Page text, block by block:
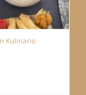
Kulinario